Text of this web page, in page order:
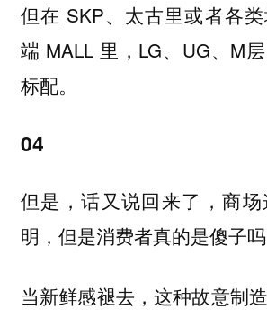
但在 SKP、太古里或者各
端 MALL 里，LG、UG、M
标配。
04
但是，话又说回来了，商
明，但是消费者真的是傻子吗
当新鲜感褪去，这种故意制